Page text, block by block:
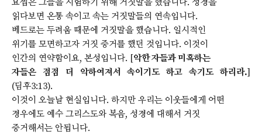
요셉은 그들을 시험하기 위해 거짓말을 했습니다. 성경을
읽다보면 온통 속이고 속는 거짓말들의 연속입니다.
베드로는 두려움 때문에 거짓말을 했습니다. 일시적인
위기를 모면하고자 거짓 증거를 했던 것입니다. 이것이
인간의 연약함이요, 본성입니다. [악한 자들과 미혹하는
자들은 점점 더 악하여져서 속이기도 하고 속기도 하리라.]
(딤후3:13).
이것이 오늘날 현실입니다. 하지만 우리는 이웃들에게 어떤
경우에도 예수 그리스도와 복음, 성경에 대해서 거짓
증거해서는 안됩니다.